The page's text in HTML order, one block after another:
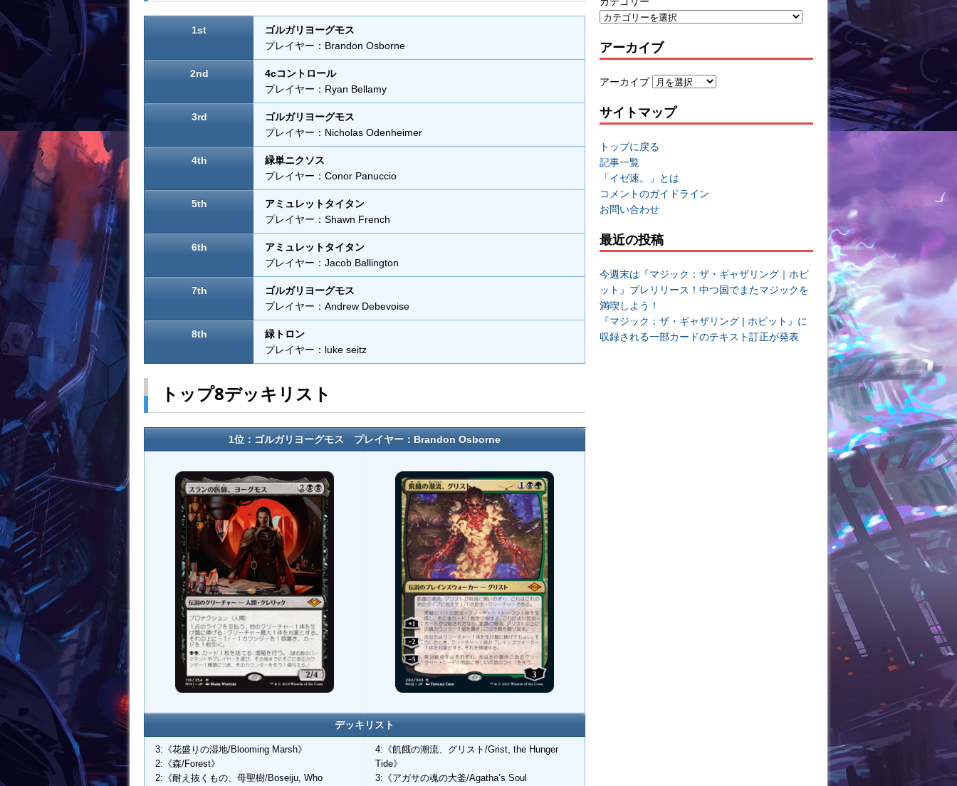
o
k
1st
ゴルガリヨーグモス
プレイヤー：Brandon Osborne
2nd
4cコントロール
プレイヤー：Ryan Bellamy
3rd
ゴルガリヨーグモス
プレイヤー：Nicholas Odenheimer
4th
緑単ニクソス
プレイヤー：Conor Panuccio
5th
アミュレットタイタン
プレイヤー：Shawn French
6th
アミュレットタイタン
プレイヤー：Jacob Ballington
7th
ゴルガリヨーグモス
プレイヤー：Andrew Debevoise
8th
緑トロン
プレイヤー：luke seitz
トップ8デッキリスト
1位：ゴルガリヨーグモス プレイヤー：Brandon Osborne
デッキリスト
3:《花盛りの湿地/Blooming Marsh》
2:《森/Forest》
2:《耐え抜くもの、母聖樹/Boseiju, Who
4:《飢餓の潮流、グリスト/Grist, the Hunger
Tide》
3:《アガサの魂の大釜/Agatha’s Soul
アーカイブ
アーカイブ
サイトマップ
トップに戻る
記事一覧
「イゼ速。」とは
コメントのガイドライン
お問い合わせ
最近の投稿
今週末は『マジック：ザ・ギャザリング｜ホビ
ット』プレリリース！中つ国でまたマジックを
満喫しよう！
『マジック：ザ・ギャザリング | ホビット』に
収録される一部カードのテキスト訂正が発表